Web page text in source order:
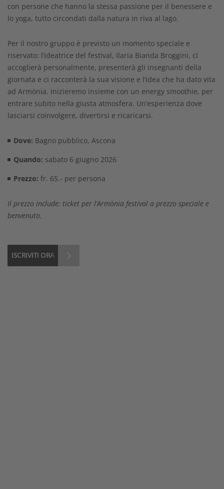
con persone che hanno la stessa passione per il benessere e
lo yoga, tutto circondati dalla natura in riva al lago.
Per il nostro gruppo è previsto un momento speciale e
riservato: l’ideatrice del festival, Ilaria Bianda Broggini, ci
accoglierà personalmente, presenterà gli insegnanti della
giornata e ci racconterà la sua visione e l’idea che ha dato vita
ad Armònia. Inizieremo insieme con un energy smoothie, per
entrare subito nella giusta atmosfera. Un’esperienza dove
lasciarsi coinvolgere, divertirsi e ricaricarsi.
Dove: Bagno pubblico, Ascona
Quando: sabato 6 giugno 2026
Prezzo: fr. 65.- per persona
Il prezzo include: ticket per l’Armònia festival a prezzo speciale e
benvenuto.
ISCRIVITI ORA